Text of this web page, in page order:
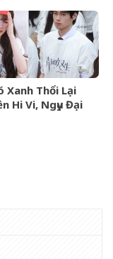
Xanh Thổi Lại
Hi Vi, Ngụy Đại